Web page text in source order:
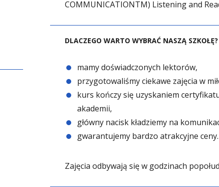
COMMUNICATIONTM) Listening and
DLACZEGO WARTO WYBRAĆ NASZĄ SZKOŁĘ?
mamy doświadczonych lektorów,
przygotowaliśmy ciekawe zajęcia w
kurs kończy się uzyskaniem
akademii,
główny nacisk kładziemy na
gwarantujemy bardzo atrakcyjne ceny.
Zajęcia odbywają się w godzinach